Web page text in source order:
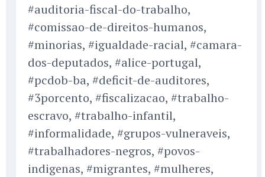
#auditoria-fiscal-do-trabalho,
#comissao-de-direitos-humanos,
#minorias, #igualdade-racial, #camara-
dos-deputados, #alice-portugal,
#pcdob-ba, #deficit-de-auditores,
#3porcento, #fiscalizacao, #trabalho-
escravo, #trabalho-infantil,
#informalidade, #grupos-vulneraveis,
#trabalhadores-negros, #povos-
indigenas, #migrantes, #mulheres,